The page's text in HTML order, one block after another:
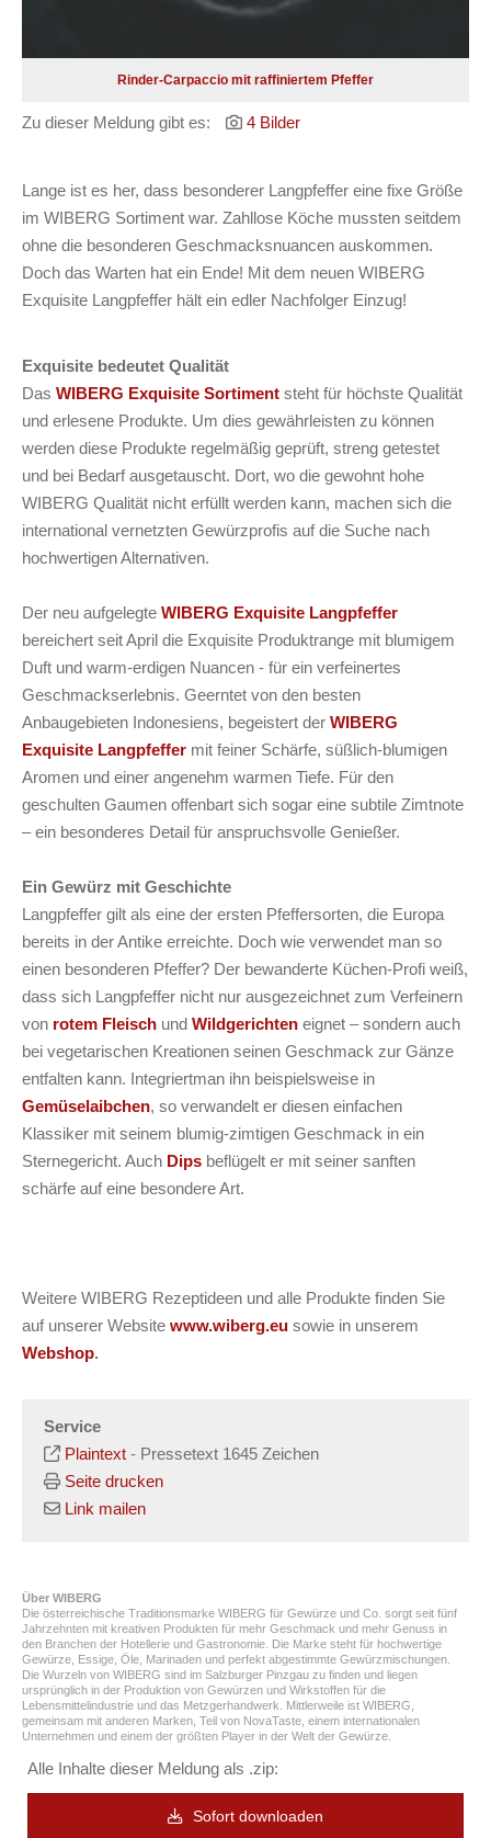
Rinder-Carpaccio mit raffiniertem Pfeffer
Zu dieser Meldung gibt es: 4 Bilder
Lange ist es her, dass besonderer Langpfeffer eine fixe Größe
im WIBERG Sortiment war. Zahllose Köche mussten seitdem
ohne die besonderen Geschmacksnuancen auskommen.
Doch das Warten hat ein Ende! Mit dem neuen WIBERG
Exquisite Langpfeffer hält ein edler Nachfolger Einzug!
Exquisite bedeutet Qualität
Das WIBERG Exquisite Sortiment steht für höchste Qualität
und erlesene Produkte. Um dies gewährleisten zu können
werden diese Produkte regelmäßig geprüft, streng getestet
und bei Bedarf ausgetauscht. Dort, wo die gewohnt hohe
WIBERG Qualität nicht erfüllt werden kann, machen sich die
international vernetzten Gewürzprofis auf die Suche nach
hochwertigen Alternativen.
Der neu aufgelegte WIBERG Exquisite Langpfeffer
bereichert seit April die Exquisite Produktrange mit blumigem
Duft und warm-erdigen Nuancen - für ein verfeinertes
Geschmackserlebnis. Geerntet von den besten
Anbaugebieten Indonesiens, begeistert der WIBERG
Exquisite Langpfeffer mit feiner Schärfe, süßlich-blumigen
Aromen und einer angenehm warmen Tiefe. Für den
geschulten Gaumen offenbart sich sogar eine subtile Zimtnote
– ein besonderes Detail für anspruchsvolle Genießer.
Ein Gewürz mit Geschichte
Langpfeffer gilt als eine der ersten Pfeffersorten, die Europa
bereits in der Antike erreichte. Doch wie verwendet man so
einen besonderen Pfeffer? Der bewanderte Küchen-Profi weiß,
dass sich Langpfeffer nicht nur ausgezeichnet zum Verfeinern
von rotem Fleisch und Wildgerichten eignet – sondern auch
bei vegetarischen Kreationen seinen Geschmack zur Gänze
entfalten kann. Integriertman ihn beispielsweise in
Gemüselaibchen, so verwandelt er diesen einfachen
Klassiker mit seinem blumig-zimtigen Geschmack in ein
Sternegericht. Auch Dips beflügelt er mit seiner sanften
schärfe auf eine besondere Art.
Weitere WIBERG Rezeptideen und alle Produkte finden Sie
auf unserer Website www.wiberg.eu sowie in unserem
Webshop.
Service
Plaintext - Pressetext 1645 Zeichen
Seite drucken
Link mailen
Über WIBERG
Die österreichische Traditionsmarke WIBERG für Gewürze und Co. sorgt seit fünf
Jahrzehnten mit kreativen Produkten für mehr Geschmack und mehr Genuss in
den Branchen der Hotellerie und Gastronomie. Die Marke steht für hochwertige
Gewürze, Essige, Öle, Marinaden und perfekt abgestimmte Gewürzmischungen.
Die Wurzeln von WIBERG sind im Salzburger Pinzgau zu finden und liegen
ursprünglich in der Produktion von Gewürzen und Wirkstoffen für die
Lebensmittelindustrie und das Metzgerhandwerk. Mittlerweile ist WIBERG,
gemeinsam mit anderen Marken, Teil von NovaTaste, einem internationalen
Unternehmen und einem der größten Player in der Welt der Gewürze.
Alle Inhalte dieser Meldung als .zip:
Sofort downloaden